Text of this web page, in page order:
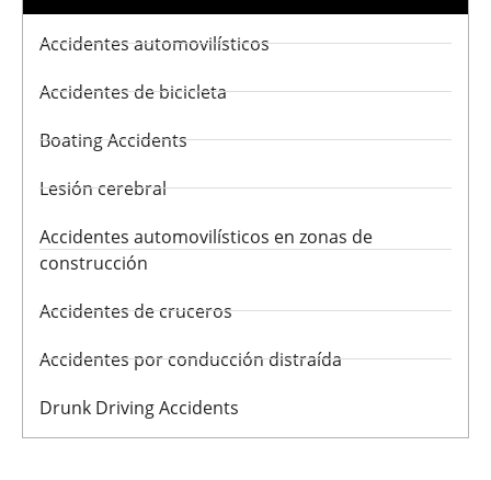
Accidentes automovilísticos
Accidentes de bicicleta
Boating Accidents
Lesión cerebral
Accidentes automovilísticos en zonas de
construcción
Accidentes de cruceros
Accidentes por conducción distraída
Drunk Driving Accidents